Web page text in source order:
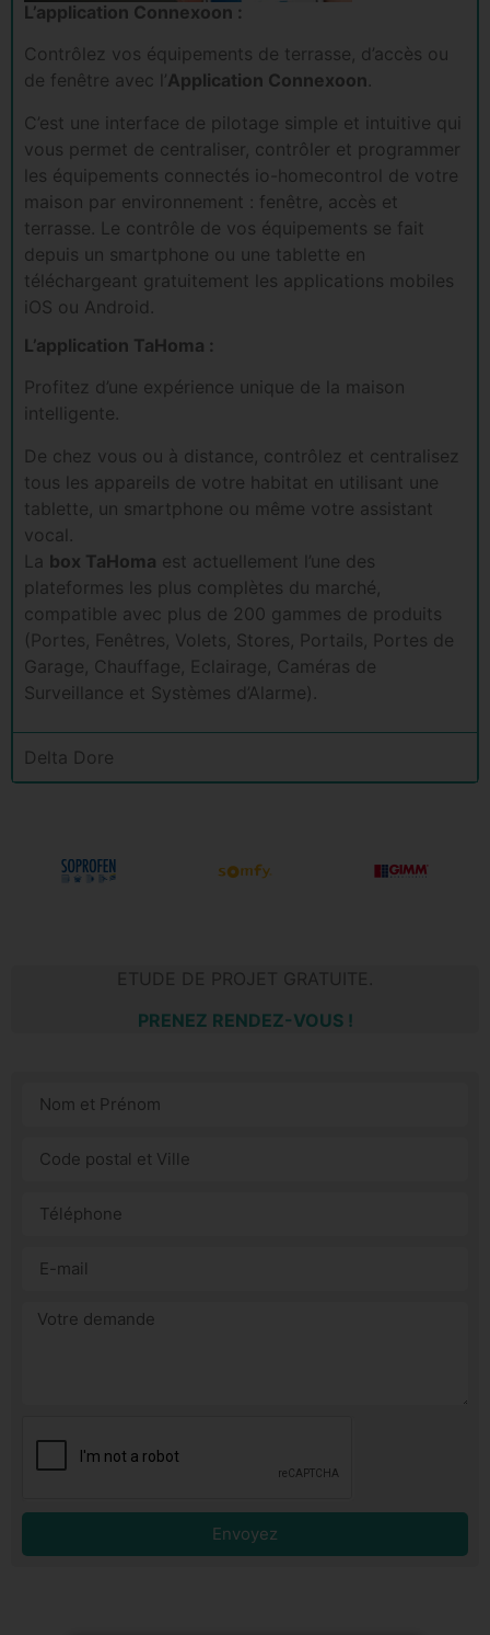
L’application Connexoon :
Contrôlez vos équipements de terrasse, d’accès ou
de fenêtre avec l’Application Connexoon.
C’est une interface de pilotage simple et intuitive qui
vous permet de centraliser, contrôler et programmer
les équipements connectés io-homecontrol de votre
maison par environnement : fenêtre, accès et
terrasse. Le contrôle de vos équipements se fait
depuis un smartphone ou une tablette en
téléchargeant gratuitement les applications mobiles
iOS ou Android.
L’application TaHoma :
Profitez d’une expérience unique de la maison
intelligente.
De chez vous ou à distance, contrôlez et centralisez
tous les appareils de votre habitat en utilisant une
tablette, un smartphone ou même votre assistant
vocal.
La box TaHoma est actuellement l’une des
plateformes les plus complètes du marché,
compatible avec plus de 200 gammes de produits
(Portes, Fenêtres, Volets, Stores, Portails, Portes de
Garage, Chauffage, Eclairage, Caméras de
Surveillance et Systèmes d’Alarme).
Delta Dore
ETUDE DE PROJET GRATUITE.
PRENEZ RENDEZ-VOUS !
Envoyez